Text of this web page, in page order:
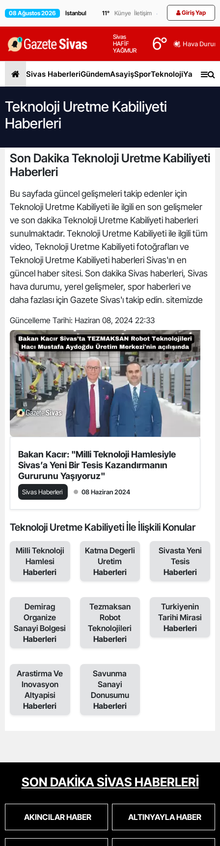
08 Ağustos 2026 11° Künye İletişim Giriş Yap
Sivas
HAFİF
YAĞMUR
6° Hava
Sivas HaberleriGündemAsayişSporTeknolojiYaşam
Teknoloji Uretme Kabiliyeti
Haberleri
Son Dakika Teknoloji Uretme Kabiliyeti
Haberleri
Bu sayfada güncel gelişmeleri takip edenler için
Teknoloji Uretme Kabiliyeti ile ilgili en son gelişmeler
ve son dakika Teknoloji Uretme Kabiliyeti haberleri
sunulmaktadır. Teknoloji Uretme Kabiliyeti ile ilgili tüm
video, Teknoloji Uretme Kabiliyeti fotoğrafları ve
Teknoloji Uretme Kabiliyeti haberleri Sivas'ın en
güncel haber sitesi. Son dakika Sivas haberleri, Sivas
hava durumu, yerel gelişmeler, spor haberleri ve
daha fazlası için Gazete Sivas'ı takip edin. sitemizde
Güncelleme Tarihi: Haziran 08, 2024 22:33
Bakan Kacır: "Milli Teknoloji Hamlesiyle
Sivas’a Yeni Bir Tesis Kazandırmanın
Gururunu Yaşıyoruz"
Sivas Haberleri 08 Haziran 2024
Teknoloji Uretme Kabiliyeti İle İlişkili Konular
Milli Teknoloji
Hamlesi
Haberleri
Katma Degerli
Uretim
Haberleri
Sivasta Yeni
Tesis
Haberleri
Demirag
Organize
Sanayi Bolgesi
Haberleri
Tezmaksan
Robot
Teknolojileri
Haberleri
Turkiyenin
Tarihi Mirasi
Haberleri
Arastirma Ve
Inovasyon
Altyapisi
Haberleri
Savunma
Sanayi
Donusumu
Haberleri
SON DAKİKA SİVAS HABERLERİ
AKINCILAR HABER ALTINYAYLA HABER